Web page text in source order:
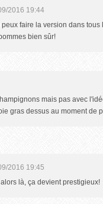
2016 19:44
faire la version dans
bien sûr!
mais pas avec
gras dessus au moment de
2016 19:45
là, ça devient prestigieux!